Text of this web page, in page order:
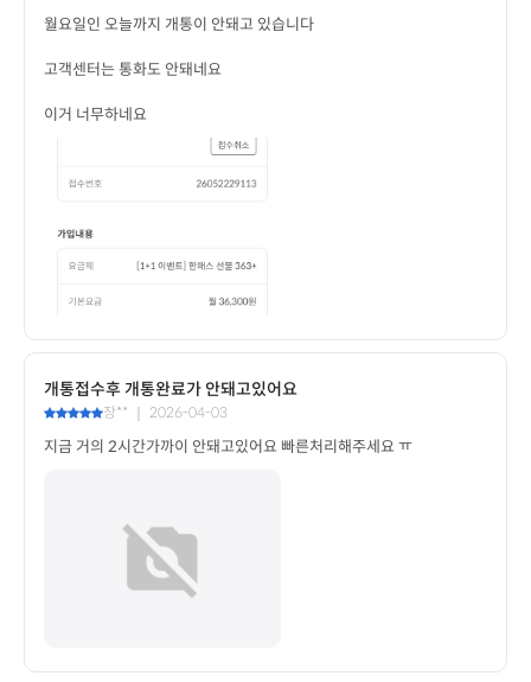
이거 너무하네요
개통접수후 개통완료가 안돼고있어요
장** ｜ 2026-04-03
지금 거의 2시간가까이 안돼고있어요 빠른처리해주세요 ㅠ